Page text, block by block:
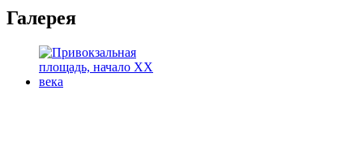
Галерея